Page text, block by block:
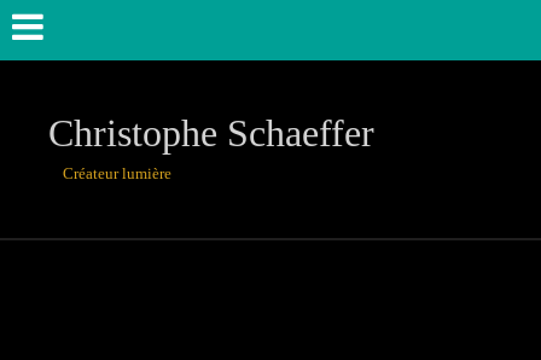
Christophe Schaeffer
Créateur lumière